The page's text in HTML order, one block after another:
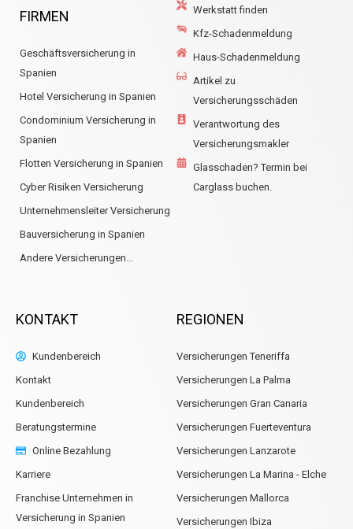
FIRMEN
Geschäftsversicherung in
Spanien
Hotel Versicherung in Spanien
Condominium Versicherung in
Spanien
Flotten Versicherung in Spanien
Cyber Risiken Versicherung
Unternehmensleiter Versicherung
Bauversicherung in Spanien
Andere Versicherungen...
Werkstatt finden
Kfz-Schadenmeldung
Haus-Schadenmeldung
Artikel zu
Versicherungsschäden
Verantwortung des
Versicherungsmakler
Glasschaden? Termin bei
Carglass buchen.
KONTAKT
Kundenbereich
Kontakt
Kundenbereich
Beratungstermine
Online Bezahlung
Karriere
Franchise Unternehmen in
Versicherung in Spanien
REGIONEN
Versicherungen Teneriffa
Versicherungen La Palma
Versicherungen Gran Canaria
Versicherungen Fuerteventura
Versicherungen Lanzarote
Versicherungen La Marina - Elche
Versicherungen Mallorca
Versicherungen Ibiza